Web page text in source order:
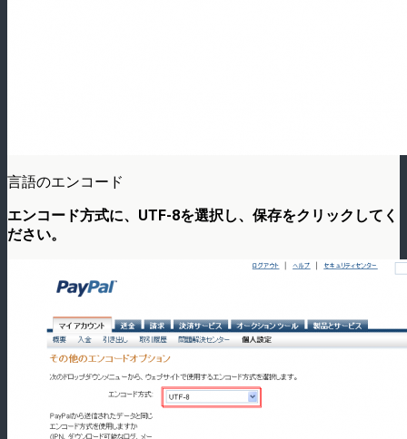
言語のエンコード
エンコード方式に、UTF-8を選択し、保存をクリックしてく
ださい。